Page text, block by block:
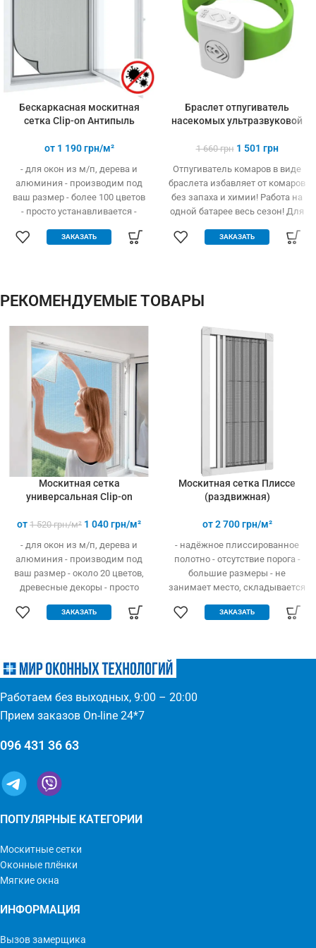
Бескаркасная москитная
сетка Clip-on Антипыль
от 1 190грн/м²
- для окон из м/п, дерева и
алюминия - производим под
ваш размер - более 100 цветов
- просто устанавливается -
дешевле аналогов при явных
размеры: треугольник,
трапеция - проста в установке
(инструмент не нужен)
ЗАКАЗАТЬ
Браслет отпугиватель
насекомых ультразвуковой
1 660грн 1 501 грн
Отпугиватель комаров в виде
браслета избавляет от комаров
без запаха и химии! Работа на
одной батарее весь сезон! Для
ЗАКАЗАТЬ
РЕКОМЕНДУЕМЫЕ ТОВАРЫ
Москитная сетка
универсальная Clip-on
от 1 520грн/м² 1 040грн/м²
- для окон из м/п, дерева и
алюминия - производим под
ваш размер - около 20 цветов,
древесные декоры - просто
одевается и снимается -
ломается - любые формы и
трапеция - проста в установке
(инструмент не нужен)
ЗАКАЗАТЬ
Москитная сетка Плиссе
(раздвижная)
от 2 700грн/м²
- надёжное плиссированное
полотно - отсутствие порога -
большие размеры - не
занимает место, складывается
и в бок - высокая прочность и
простое управление
(автоматическое выдвижение)
- широкий выбор цвета по
ЗАКАЗАТЬ
Работаем без выходных, 9:00 – 20:00
Прием заказов On-line 24*7
096 431 36 63
ПОПУЛЯРНЫЕ КАТЕГОРИИ
Москитные сетки
Оконные плёнки
Мягкие окна
ИНФОРМАЦИЯ
Вызов замерщика